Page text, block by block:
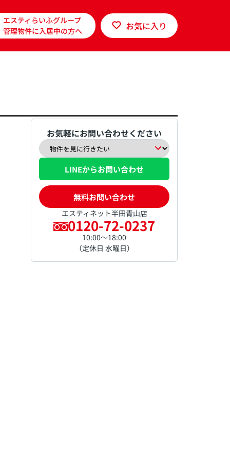
エスティらいふグループ
管理物件に入居中の方へ
お気に入り
お気軽にお問い合わせください
LINEからお問い合わせ
無料お問い合わせ
エスティネット半田青山店
0120-72-0237
10:00～18:00
（定休日 水曜日）